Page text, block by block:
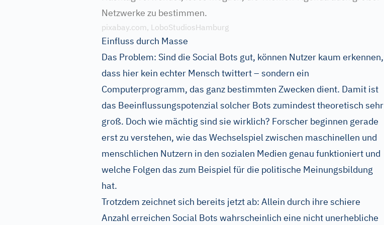
Netzwerke zu bestimmen.
pixabay.com, LoboStudiosHamburg
Einfluss durch Masse
Das Problem: Sind die Social Bots gut, können Nutzer kaum erkennen,
dass hier kein echter Mensch twittert – sondern ein
Computerprogramm, das ganz bestimmten Zwecken dient. Damit ist
das Beeinflussungspotenzial solcher Bots zumindest theoretisch sehr
groß. Doch wie mächtig sind sie wirklich? Forscher beginnen gerade
erst zu verstehen, wie das Wechselspiel zwischen maschinellen und
menschlichen Nutzern in den sozialen Medien genau funktioniert und
welche Folgen das zum Beispiel für die politische Meinungsbildung
hat.
Trotzdem zeichnet sich bereits jetzt ab: Allein durch ihre schiere
Anzahl erreichen Social Bots wahrscheinlich eine nicht unerhebliche